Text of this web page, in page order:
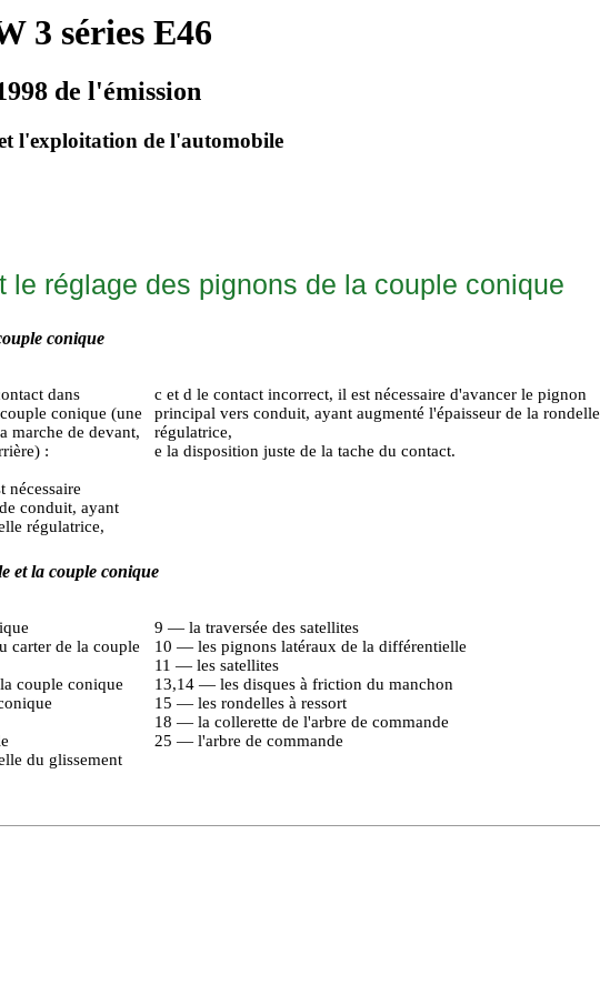
3 séries E46
de l'émission
l'exploitation de l'automobile
le réglage des pignons de la couple conique
conique
dans
conique (une
marche de devant,
:
nécessaire
conduit, ayant
régulatrice,
c et d le contact incorrect, il est nécessaire d'avancer le pignon
principal vers conduit, ayant augmenté l'épaisseur de la rondelle
régulatrice,
e la disposition juste de la tache du contact.
et la couple conique
carter de la couple
couple conique
du glissement
9 — la traversée des satellites
10 — les pignons latéraux de la différentielle
11 — les satellites
13,14 — les disques à friction du manchon
15 — les rondelles à ressort
18 — la collerette de l'arbre de commande
25 — l'arbre de commande